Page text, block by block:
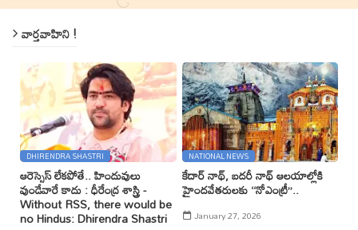
వార్తవాహిని !
DHIRENDRA SHASTRI
ఆరెస్సెస్ లేకపోతే.. హిందువులు
వుండేవారే కాదు : ధీరేంద్ర శాస్త్రి -
Without RSS, there would be
no Hindus: Dhirendra Shastri
NATIONAL NEWS
కేదార్ నాథ్, బదరీ నాథ్ ఆలయాల్లోకి
హైందవేతరులకు ‘‘నోఎంట్రీ’’..
January 27, 2026